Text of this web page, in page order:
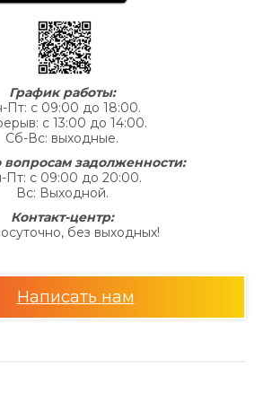
подлежащих уплате
за нарушение исполнения
основании Договора, не может
половины суммы Кредита,
от Кредитодателя по
дополнительных денежных
Заемщиком от
на основании заключенных
соглашений к Договору, и не
по договоренности
Сторон.»
учреждения в
и возмещения ущерба,
График работы:
Пт: с 09:00 до 18:00.
с 13:00 до 14:00.
Сб-Вс: выходные.
вопросам задолженности:
Пт: с 09:00 до 20:00.
Вс: Выходной.
Контакт-центр:
без выходных!
Написать нам